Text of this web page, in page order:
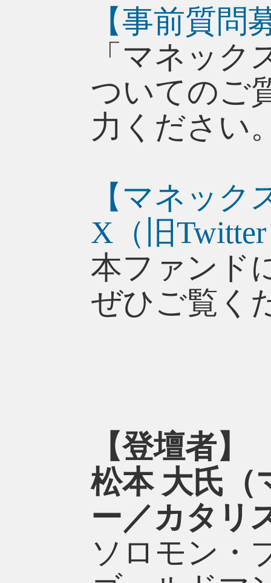
【事前質問
「マネッ
ついてのご
力ください
【マネッ
X（旧
本ファンド
ぜひご覧く
【登壇者】
松本 大氏（
ー／カタリ
ソロモン・